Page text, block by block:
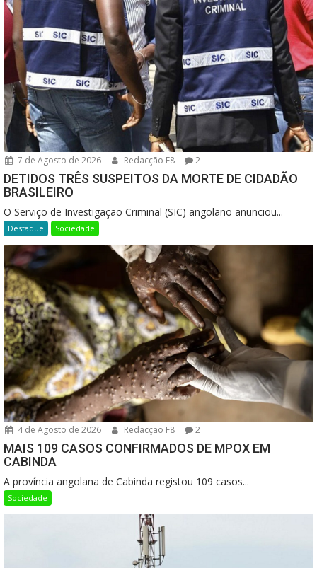
7 de Agosto de 2026 Redacção F8 2
DETIDOS TRÊS SUSPEITOS DA MORTE DE CIDADÃO
BRASILEIRO
O Serviço de Investigação Criminal (SIC) angolano anunciou...
Destaque Sociedade
4 de Agosto de 2026 Redacção F8 2
MAIS 109 CASOS CONFIRMADOS DE MPOX EM
CABINDA
A província angolana de Cabinda registou 109 casos...
Sociedade